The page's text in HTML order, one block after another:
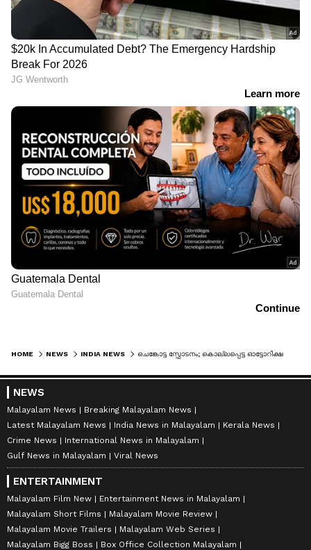
HOME NEWS INDIA NEWS
NEWS
Malayalam News
Breaking Malayalam News
Latest Malayalam News
India News in Malayalam
Kerala News
Crime News
International News in Malayalam
Gulf News in Malayalam
Viral News
ENTERTAINMENT
Malayalam Film New
Entertainment News in Malayalam
Malayalam Short Films
Malayalam Movie Review
Malayalam Movie Trailers
Malayalam Web Series
Malayalam Bigg Boss
Box Office Collection Malayalam